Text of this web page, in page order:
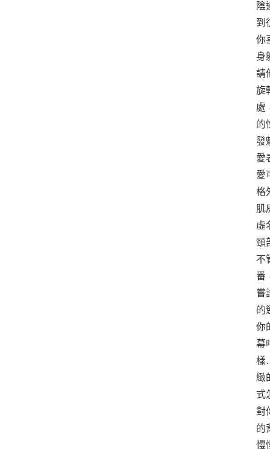
陰
到
你
身
請
旋
處
的
發
愛
愛
格
肌
虛
頸
不
番
嘗
的
你
幕
樣
緻
式
對
的
慢